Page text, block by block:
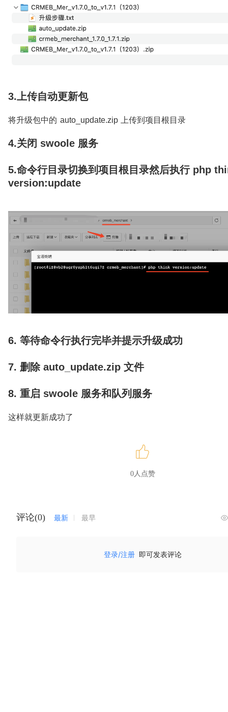
3.上传自动更新包
将升级包中的 auto_update.zip 上传到项目根目录
4.关闭 swoole 服务
5.命令行目录切换到项目根目录然后执行 php
version:update
6. 等待命令行执行完毕并提示升级成功
7. 删除 auto_update.zip 文件
8. 重启 swoole 服务和队列服务
这样就更新成功了
0人点赞
评论(0) 最新 最早
登录/注册 即可发表评论